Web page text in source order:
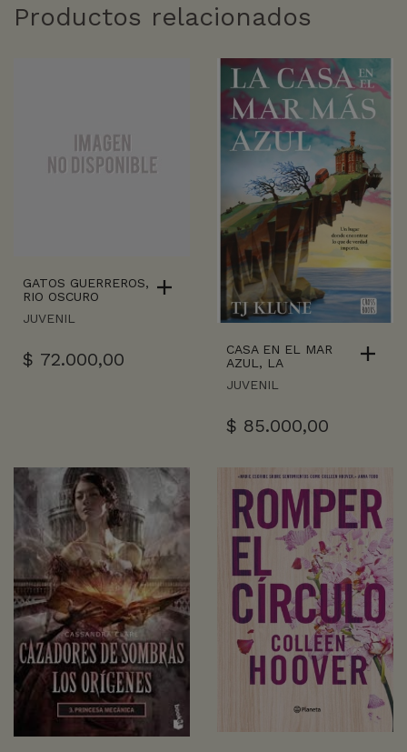
Productos relacionados
GATOS GUERREROS,
RIO OSCURO
JUVENIL
$ 72.000,00
CASA EN EL MAR
AZUL, LA
JUVENIL
$ 85.000,00